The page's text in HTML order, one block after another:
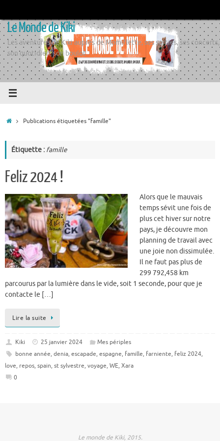
contenu
Le Monde de Kiki
Les aventures de Kiki auprès de Momiflette, ses sorties, ses concerts,
son quotidien, son boulot
AccueilPublications étiquetées "famille"
Étiquette : famille
Feliz 2024 !
Alors que le mauvais
temps sévit une fois de
plus cet hiver sur notre
pays, je découvre mon
planning de travail avec
une joie non dissimulée.
Il ne faut pas plus de
299 792,458 km
parcourus par la lumière dans le vide, soit 1 seconde, pour que je
contacte le […]
Lire la suite
Kiki 25 janvier 2024
Mes périples
bonne année, denia, escapade, espagne, famille, farniente, feliz 2024,
love, repos, spain, st sylvestre, voyage, WE, Xara
0
Le monde de Kiki, 2015.